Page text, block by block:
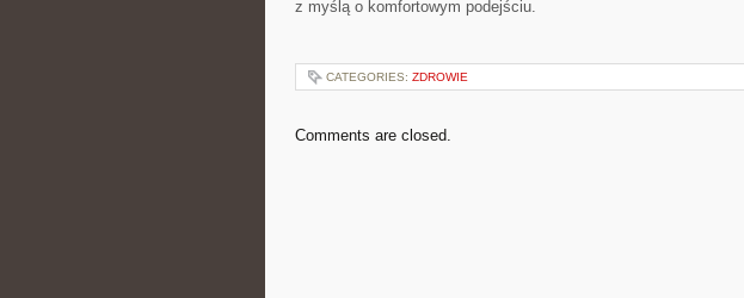
z myślą o komfortowym podejściu.
CATEGORIES: ZDROWIE
Comments are closed.